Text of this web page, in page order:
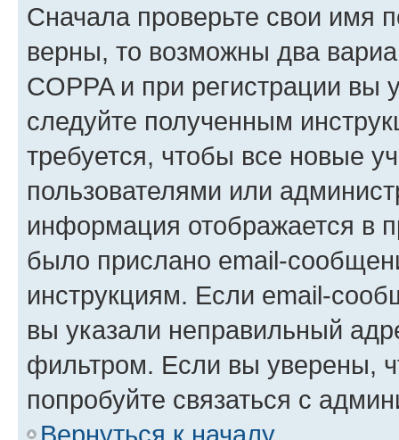
Сначала проверьте свои имя
верны, то возможны два
COPPA и при регистрации вы
следуйте полученным
требуется, чтобы все новые
пользователями или
информация отображается в
было прислано email-
инструкциям. Если email-
вы указали неправильный
фильтром. Если вы уверены,
попробуйте связаться с
Вернуться к началу